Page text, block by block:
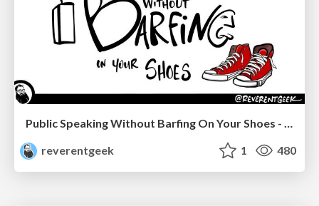
reverentgeek
1 480